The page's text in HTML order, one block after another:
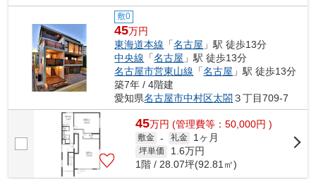
敷0
45万円
東海道本線 「名古屋 」駅 徒歩13分
中央線 「名古屋 」駅 徒歩13分
名古屋市営東山線 「名古屋 」駅 徒歩13分
築7年 / 4階建
愛知県名古屋市中村区太閤 ３丁目709-7
45万円 (管理費等：50,000円 )
敷金 - 礼金 1ヶ月
坪単価 1.6万円
1階 / 28.07坪(92.81㎡)